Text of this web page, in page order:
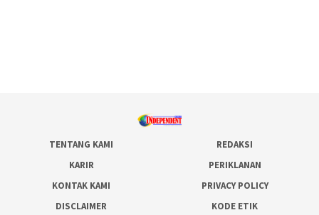
TENTANG KAMI
REDAKSI
KARIR
PERIKLANAN
KONTAK KAMI
PRIVACY POLICY
DISCLAIMER
KODE ETIK